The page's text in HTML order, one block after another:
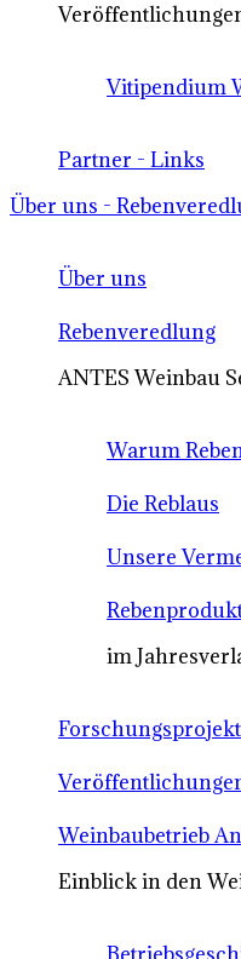
Vitipendium
Partner - Links
Über uns -
Über uns
Rebenveredlung
ANTES Weinbau
Warum
Die Reblaus
Unsere
im
Weinbaubetrieb
Einblick in den